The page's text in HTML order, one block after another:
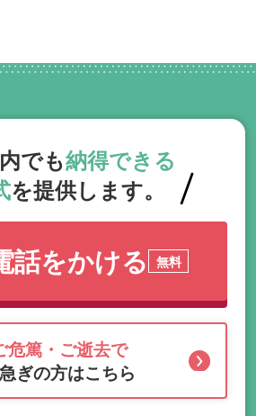
でも納得できる
を提供します。
話をかける 無料
危篤・ご逝去で
ぎの方はこちら